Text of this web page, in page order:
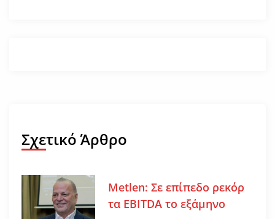
Σχετικό Άρθρο
Metlen: Σε επίπεδο ρεκόρ
τα EBITDA το εξάμηνο